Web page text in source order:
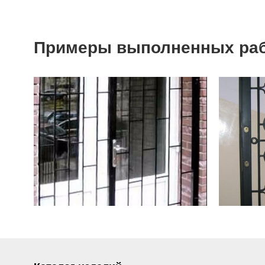
Примеры выполненных